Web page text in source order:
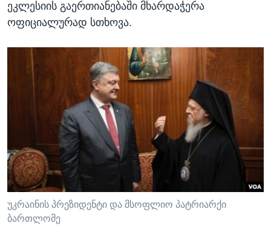
ეკლესიის გაერთიანებაში მხარდაჭერა
ოფიციალურად სთხოვა.
უკრაინის პრეზიდენტი და მსოფლიო პატრიარქი
ბართლომე